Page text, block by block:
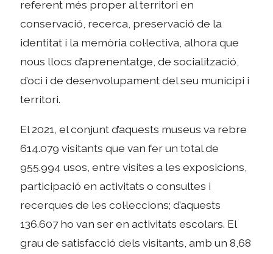
referent més proper al territori en
conservació, recerca, preservació de la
identitat i la memòria col·lectiva, alhora que
nous llocs d’aprenentatge, de socialització,
d’oci i de desenvolupament del seu municipi i
territori.
El 2021, el conjunt d’aquests museus va rebre
614.079 visitants que van fer un total de
955.994 usos, entre visites a les exposicions,
participació en activitats o consultes i
recerques de les col·leccions; d’aquests
136.607 ho van ser en activitats escolars. El
grau de satisfacció dels visitants, amb un 8,68